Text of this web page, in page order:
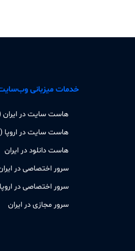
خدمات میزبانی
هاست سایت در
هاست سایت در اروپا
هاست دانلود در ایران
سرور اختصاصی در
سرور اختصاصی در اروپا
سرور مجازی در ایران